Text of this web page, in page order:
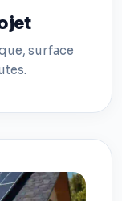
surface